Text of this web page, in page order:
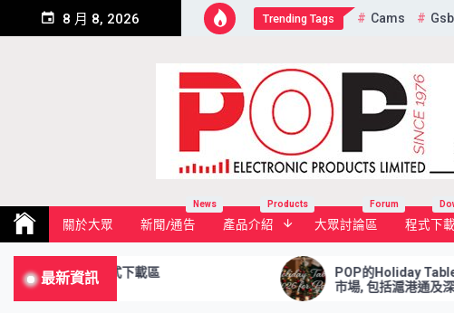
8 月 8, 2026 Trending Tags Cams
Pop Electronic Products
關於大眾 新聞/通告
News
產品介紹
Products
大眾討論區
Forum
程式下
最新資訊
Area 程式下載區
POP的Holiday Table 2026已
市場, 包括滬港通及深港通